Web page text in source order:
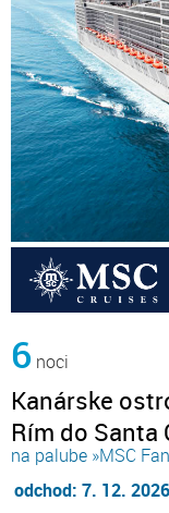
6 noci
Kanárske
Rím do Santa
na palube »MSC
odchod: 7. 12. 2026